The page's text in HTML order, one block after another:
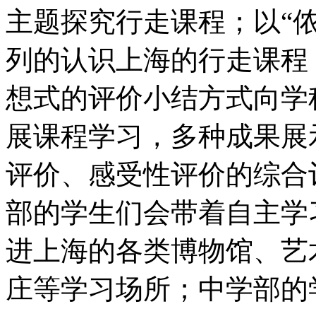
主题探究行走课程；以“
列的认识上海的行走课
想式的评价小结方式向
展课程学习，多种成果
评价、感受性评价的综
部的学生们会带着自主
进上海的各类博物馆、
庄等学习场所；中学部